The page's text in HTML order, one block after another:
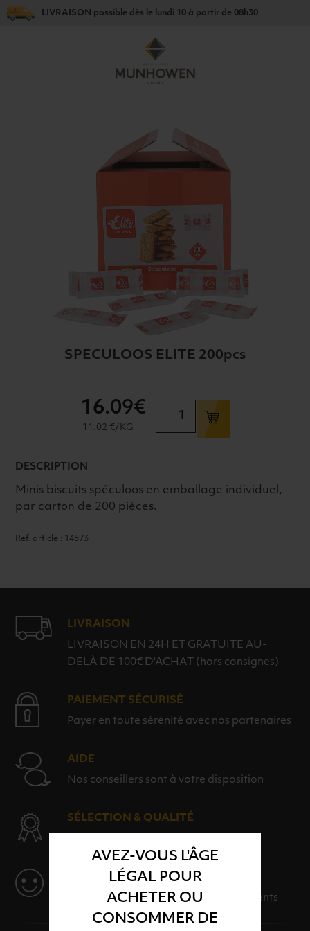
AVEZ-VOUS L'ÂGE
LÉGAL POUR
ACHETER OU
CONSOMMER DE
LIVRAISON possible dès le lundi 10 à partir de 08h30
SPECULOOS ELITE 200pcs
-
SPECULOOS
16.09€
11.02 €/KG
DESCRIPTION
Minis biscuits spéculoos en emballage individuel,
par carton de 200 pièces.
Ref. article : 14573
LIVRAISON
LIVRAISON EN 24H ET GRATUITE AU-
DELÀ DE 100€ D'ACHAT (hors consignes)
PAIEMENT SÉCURISÉ
Payer en toute sérénité avec nos partenaires
AIDE
Nos conseillers sont à votre disposition
SÉLECTION & QUALITÉ
SERVICE
Des solutions adaptées à vos événements